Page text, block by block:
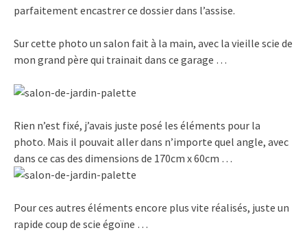
parfaitement encastrer ce dossier dans l’assise.
Sur cette photo un salon fait à la main, avec la vieille scie de
mon grand père qui trainait dans ce garage …
Rien n’est fixé, j’avais juste posé les éléments pour la
photo. Mais il pouvait aller dans n’importe quel angle, avec
dans ce cas des dimensions de 170cm x 60cm …
Pour ces autres éléments encore plus vite réalisés, juste un
rapide coup de scie égoïne …